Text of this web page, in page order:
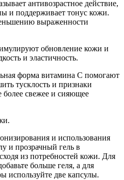
антивозрастное действие,
и поддерживает тонус кожи.
выраженности
обновление кожи и
и эластичность.
форма витамина С помогают
тусклость и признаки
более свежее и сияющее
и использования
и прозрачный гель в
из потребностей кожи. Для
больше геля, а для
используйте две капсулы.